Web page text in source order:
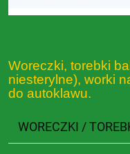
Woreczki, torebki
niesterylne), worki
do autoklawu.
WORECZKI /